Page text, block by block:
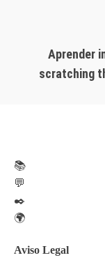
Aprender
scratching
📚
💬
✒️
🌍
Aviso Legal